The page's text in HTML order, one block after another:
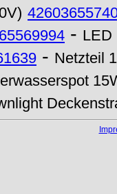
- LED
- Netzteil